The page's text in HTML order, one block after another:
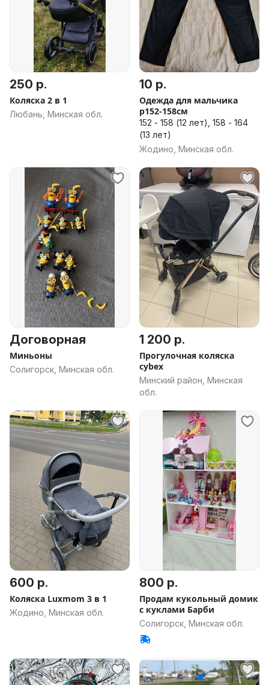
250 р.
Коляска 2 в 1
Любань, Минская обл.
10 р.
Одежда для мальчика
р152-158см
152 - 158 (12 лет), 158 - 164
(13 лет)
Жодино, Минская обл.
Договорная
Миньоны
Солигорск, Минская обл.
1 200 р.
Прогулочная коляска
cybex
Минский район, Минская
обл.
600 р.
Коляска Luxmom 3 в 1
Жодино, Минская обл.
800 р.
Продам кукольный домик
с куклами Барби
Солигорск, Минская обл.